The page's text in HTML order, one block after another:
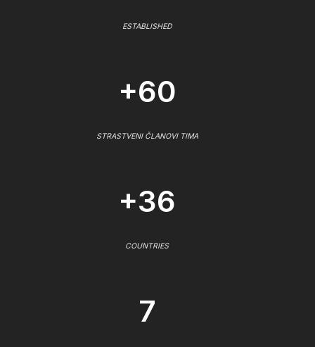
ESTABLISHED
+60
STRASTVENI ČLANOVI TIMA
+36
COUNTRIES
7